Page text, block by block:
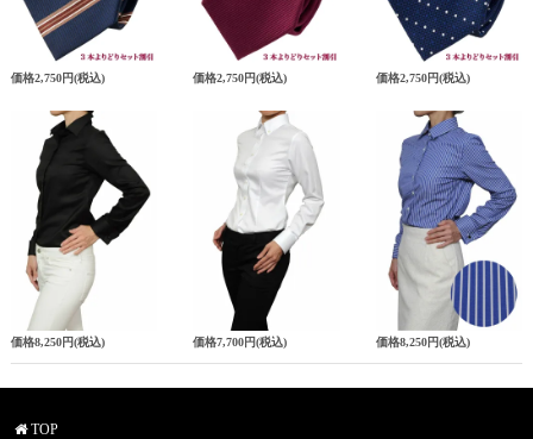
価格2,750円(税込) 価格2,750円(税込) 価格2,750円(税込)
価格8,250円(税込) 価格7,700円(税込) 価格8,250円(税込)
TOP